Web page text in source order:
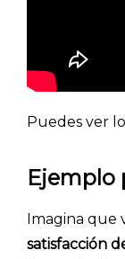
Puedes ver
Ejemplo
Imagina que
satisfacción